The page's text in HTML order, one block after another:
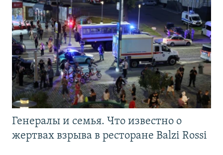
Генералы и семья. Что известно о
жертвах взрыва в ресторане Balzi Rossi